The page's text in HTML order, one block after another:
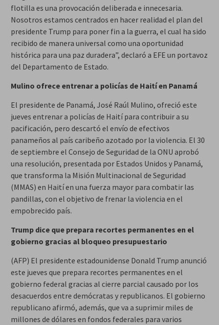
flotilla es una provocación deliberada e innecesaria.
Nosotros estamos centrados en hacer realidad el plan del
presidente Trump para poner fin a la guerra, el cual ha sido
recibido de manera universal como una oportunidad
histórica para una paz duradera”, declaró a EFE un portavoz
del Departamento de Estado.
Mulino ofrece entrenar a policías de Haití en Panamá
El presidente de Panamá, José Raúl Mulino, ofreció este
jueves entrenar a policías de Haití para contribuir a su
pacificación, pero descartó el envío de efectivos
panameños al país caribeño azotado por la violencia. El 30
de septiembre el Consejo de Seguridad de la ONU aprobó
una resolución, presentada por Estados Unidos y Panamá,
que transforma la Misión Multinacional de Seguridad
(MMAS) en Haití en una fuerza mayor para combatir las
pandillas, con el objetivo de frenar la violencia en el
empobrecido país.
Trump dice que prepara recortes permanentes en el
gobierno gracias al bloqueo presupuestario
(AFP) El presidente estadounidense Donald Trump anunció
este jueves que prepara recortes permanentes en el
gobierno federal gracias al cierre parcial causado por los
desacuerdos entre demócratas y republicanos. El gobierno
republicano afirmó, además, que va a suprimir miles de
millones de dólares en fondos federales para varios